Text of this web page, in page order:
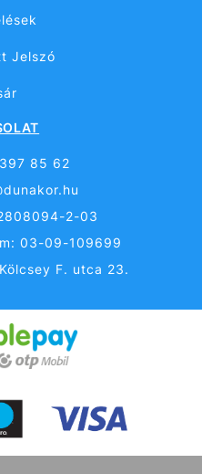
Jelszó
85 62
2-03
03-09-109699
F. utca 23.